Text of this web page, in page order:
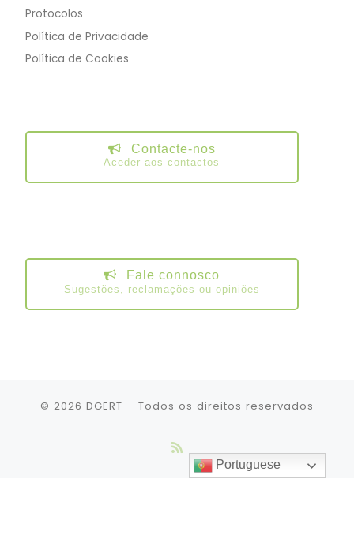
Protocolos
Política de Privacidade
Política de Cookies
Contacte-nos
Aceder aos contactos
Fale connosco
Sugestões, reclamações ou opiniões
© 2026 DGERT – Todos os direitos reservados
Portuguese